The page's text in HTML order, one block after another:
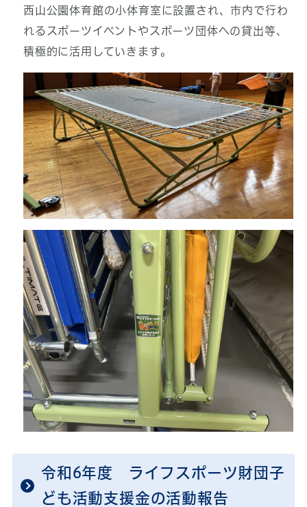
西山公園体育館の小体育室に設置され、市内で行わ
れるスポーツイベントやスポーツ団体への貸出等、
積極的に活用していきます。
令和6年度 ライフスポーツ財団子
ども活動支援金の活動報告